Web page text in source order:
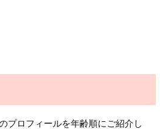
プロフィールを年齢順にご紹介し